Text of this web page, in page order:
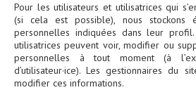
Pour les utilisateurs et utilisatrices qui
(si cela est possible), nous stockons
personnelles indiquées dans leur
utilisatrices peuvent voir, modifier ou
personnelles à tout moment (à
d’utilisateur·ice). Les gestionnaires du
modifier ces informations.